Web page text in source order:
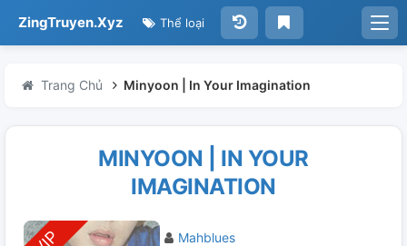
ZingTruyen.Xyz Thể loại
Trang Chủ Minyoon | In Your Imagination
MINYOON | IN YOUR
IMAGINATION
Mahblues